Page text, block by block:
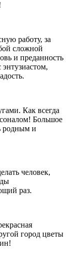
работу, за
сложной
и преданность
Как всегда
Большое
родным и
человек,
раз.
город цветы